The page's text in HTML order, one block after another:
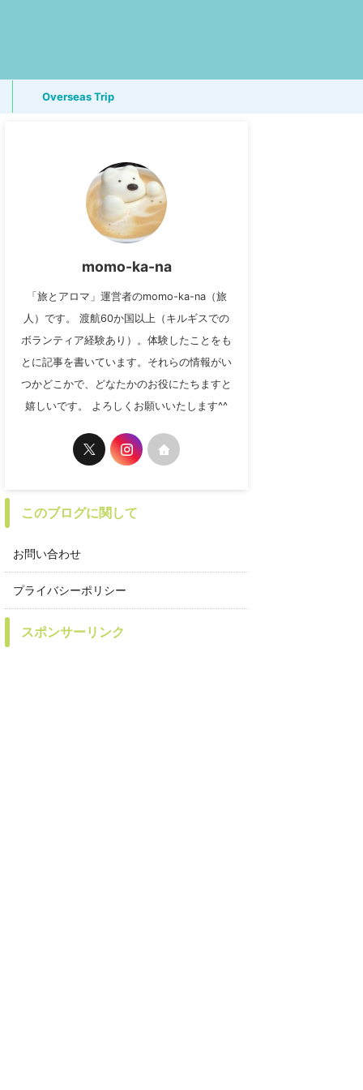
Overseas Trip
momo-ka-na
「旅とアロマ」運営者のmomo-ka-na（旅
人）です。 渡航60か国以上（キルギスでの
ボランティア経験あり）。体験したことをも
とに記事を書いています。それらの情報がい
つかどこかで、どなたかのお役にたちますと
嬉しいです。 よろしくお願いいたします^^
このブログに関して
お問い合わせ
プライバシーポリシー
スポンサーリンク